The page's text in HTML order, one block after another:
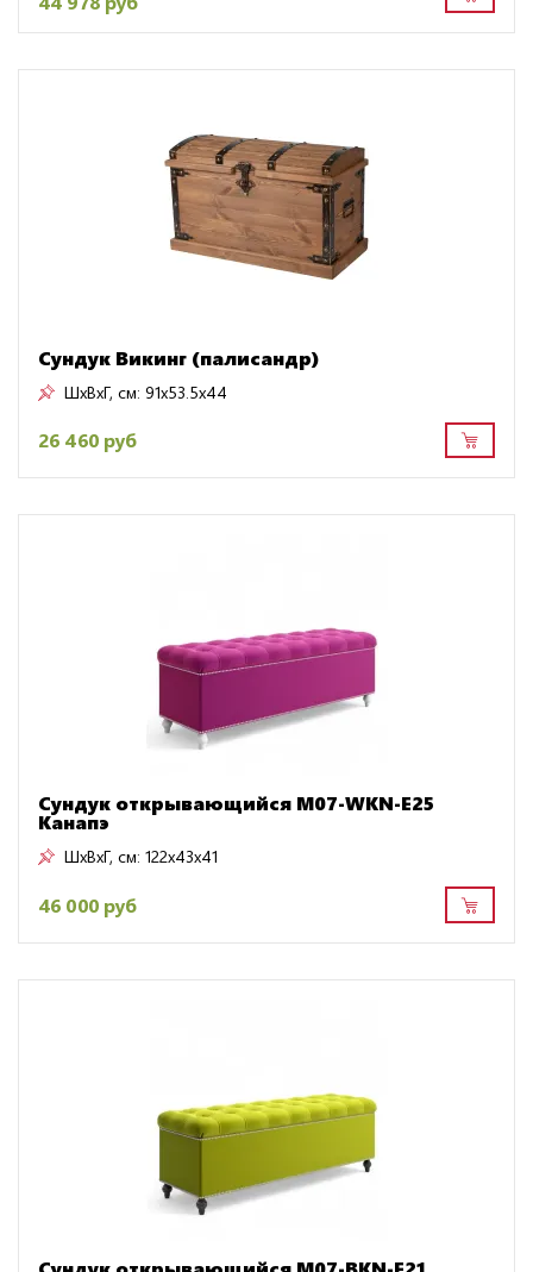
Сундук Викинг (палисандр)
ШxВxГ, см: 91x53.5x44
26 460 руб
Сундук открывающийся M07-WKN-E25
Канапэ
ШxВxГ, см: 122x43x41
46 000 руб